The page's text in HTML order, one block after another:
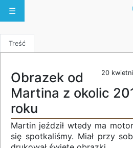
☰
Treść
20
Obrazek od
Martina z okolic
roku
Martin jeździł wtedy ma
się spotkaliśmy. Miał przy